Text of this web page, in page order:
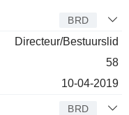
BRD
Directeur/Bestuurslid
58
10-04-2019
BRD